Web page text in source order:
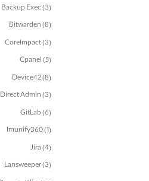
Backup Exec(3)
Bitwarden(8)
CoreImpact(3)
Cpanel(5)
Device42(8)
Direct Admin(3)
GitLab(6)
Imunify360(1)
Jira(4)
Lansweeper(3)